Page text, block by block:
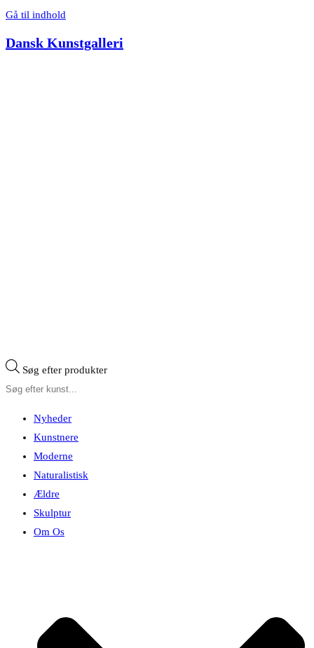
Gå til indhold
Dansk Kunstgalleri
Søg efter produkter
Nyheder
Kunstnere
Moderne
Naturalistisk
Ældre
Skulptur
Om Os